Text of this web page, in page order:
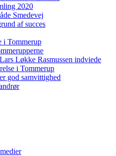
2020
Smedevej
af succes
i Tommerup
Løkke Rasmussen indviede
i Tommerup
god samvittighed